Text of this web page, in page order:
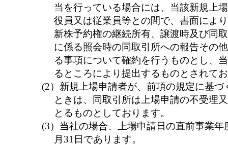
当を行っている場合には、当該新規上
役員又は従業員等との間で、書面によ
新株予約権の継続所有、譲渡時及び同
に係る照会時の同取引所への報告その
る事項について確約を行うものとし、
るところにより提出するものとされて
(2）新規上場申請者が、前項の規定に基
ときは、同取引所は上場申請の不受理
とるものとしております。
(3）当社の場合、上場申請日の直前事業年
月31日であります。